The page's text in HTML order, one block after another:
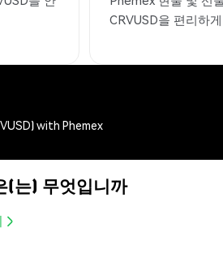
CRVUSD을 편리하
with Phemex
(는) 무엇입니까